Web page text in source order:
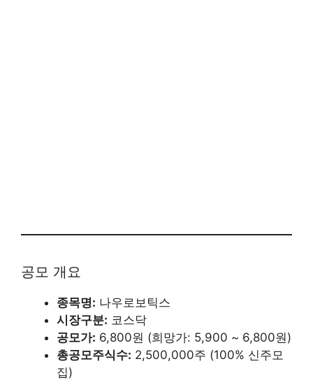
공모 개요
종목명: 나우로보틱스
시장구분: 코스닥
공모가: 6,800원 (희망가: 5,900 ~ 6,800원)
총공모주식수: 2,500,000주 (100% 신주모
집)